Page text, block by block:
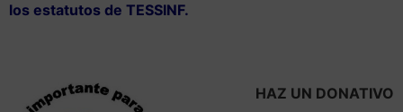
los estatutos de TESSINF.
HAZ UN DONATIVO